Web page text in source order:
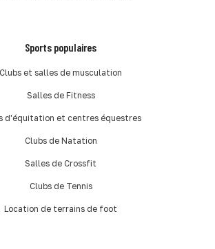
Sports populaires
Clubs et salles de musculation
Salles de Fitness
d'équitation et centres équestres
Clubs de Natation
Salles de Crossfit
Clubs de Tennis
Location de terrains de foot